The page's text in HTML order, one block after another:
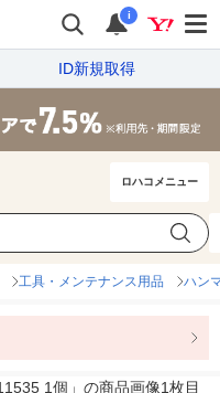
i
ID新規取得
ロハコメニュー
工具・メンテナンス用品 ハン